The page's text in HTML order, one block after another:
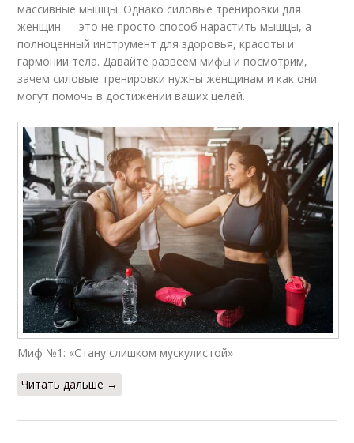
массивные мышцы. Однако силовые тренировки для
женщин — это не просто способ нарастить мышцы, а
полноценный инструмент для здоровья, красоты и
гармонии тела. Давайте развеем мифы и посмотрим,
зачем силовые тренировки нужны женщинам и как они
могут помочь в достижении ваших целей.
Миф №1: «Стану слишком мускулистой»
Читать дальше →